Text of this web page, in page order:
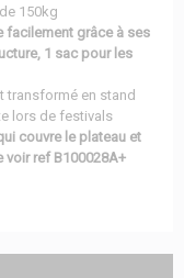
150kg
facilement grâce à ses
1 sac pour les
transformé en stand
lors de festivals
couvre le plateau et
voir ref B100028A+